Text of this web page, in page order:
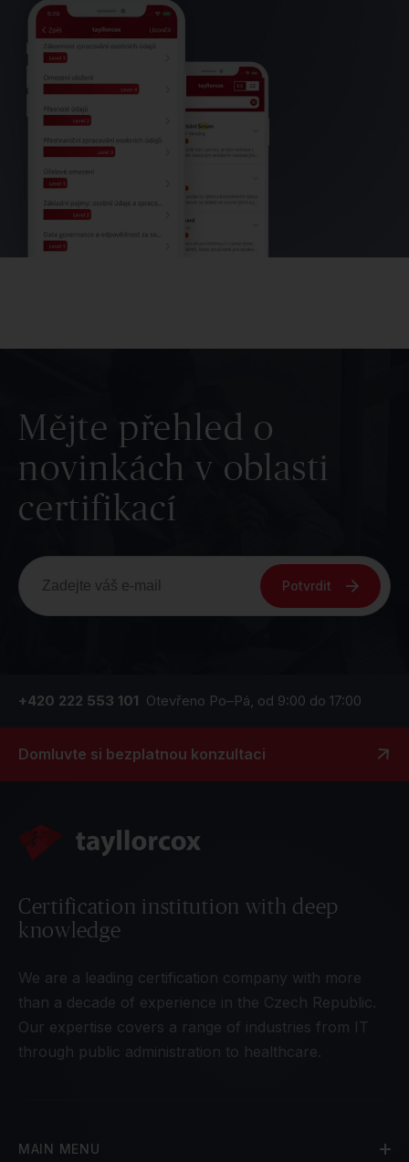
Mějte přehled o
novinkách v oblasti
certifikací
Potvrdit
+420 222 553 101 Otevřeno Po–Pá, od 9:00 do 17:00
Domluvte si bezplatnou konzultaci
Certification institution with deep
knowledge
We are a leading certification company with more
than a decade of experience in the Czech Republic.
Our expertise covers a range of industries from IT
through public administration to healthcare.
MAIN MENU